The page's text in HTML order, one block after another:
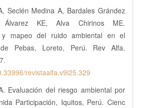
Seclén Medina A, Bardales Grández
Álvarez KE, Alva Chirinos ME.
y mapeo del ruido ambiental en el
Pebas, Loreto, Perú. Rev Alfa.
revistaalfa.v9i25.329
Evaluación del riesgo ambiental por
Participación, Iquitos, Perú. Cienc